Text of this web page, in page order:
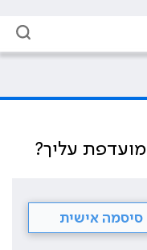
עליך?
סיסמה אישית